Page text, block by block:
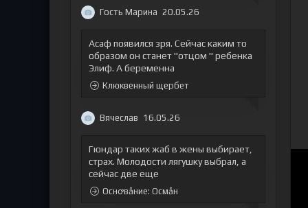
Гость Марина 20.05.26
Асаф появился зря. Сейчас каким то
образом он станет "отцом " ребенка
Элиф. А беременна
Клюквенный щербет
Вячеслав 16.05.26
Гюндар таких жаб в жены выбирает,
страх. Молодости лягушку выбрал, а
сейчас две еще
Оснꝍвẫние: Осмẫн